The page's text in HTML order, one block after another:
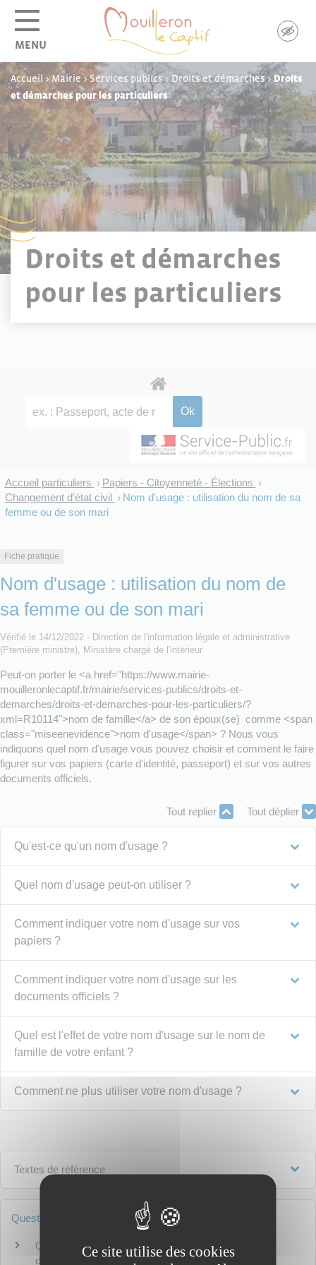
MENU
Accueil >Mairie> Services publics>Droits et démarches>Droits
et démarches pour les particuliers
Droits et démarches
pour les particuliers
Accueil particuliers > Papiers - Citoyenneté - Élections >
Changement d'état civil > Nom d'usage : utilisation du nom de sa
femme ou de son mari
Fiche pratique
Nom d'usage : utilisation du nom de
sa femme ou de son mari
Vérifié le 14/12/2022 - Direction de l'information légale et administrative
(Première ministre), Ministère chargé de l'intérieur
Peut-on porter le <a href="https://www.mairie-
mouilleronlecaptif.fr/mairie/services-publics/droits-et-
demarches/droits-et-demarches-pour-les-particuliers/?
xml=R10114">nom de famille</a> de son époux(se) comme <span
class="miseenevidence">nom d'usage</span> ? Nous vous
indiquons quel nom d'usage vous pouvez choisir et comment le faire
figurer sur vos papiers (carte d'identité, passeport) et sur vos autres
documents officiels.
Tout replier Tout déplier
Qu'est-ce qu'un nom d'usage ?
Quel nom d'usage peut-on utiliser ?
Comment indiquer votre nom d'usage sur vos
papiers ?
Comment indiquer votre nom d'usage sur les
documents officiels ?
Quel est l'effet de votre nom d'usage sur le nom de
famille de votre enfant ?
Comment ne plus utiliser votre nom d'usage ?
Textes de référence
Questions ? Réponses !
Quelle différence entre le nom de famille et le nom
d'usage ?
Panneau de gestion des cookies
Ce site utilise des cookies